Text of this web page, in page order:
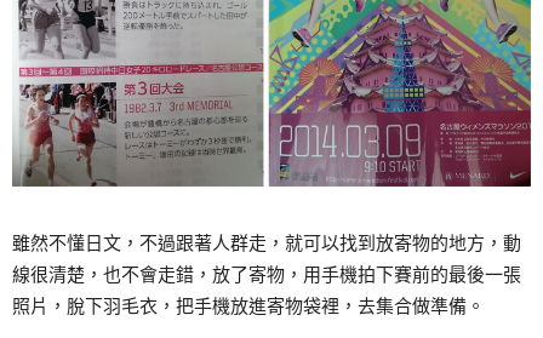
雖然不懂日文，不過跟著人群走，就可以找到放寄物的地方，動
線很清楚，也不會走錯，放了寄物，用手機拍下賽前的最後一張
照片，脫下羽毛衣，把手機放進寄物袋裡，去集合做準備。